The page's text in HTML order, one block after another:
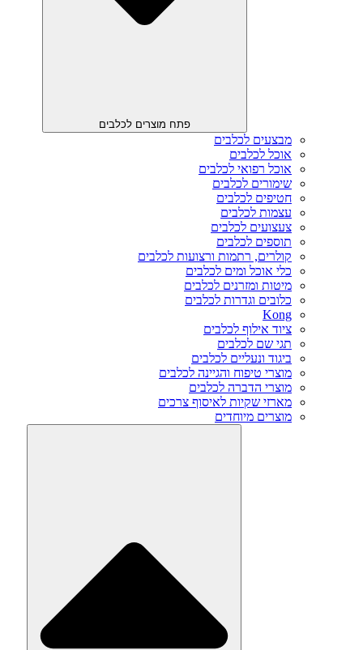
פתח מוצרים לכלבים
מבצעים לכלבים
אוכל לכלבים
אוכל רפואי לכלבים
שימורים לכלבים
חטיפים לכלבים
עצמות לכלבים
צעצועים לכלבים
תוספים לכלבים
קולרים, רתמות ורצועות לכלבים
כלי אוכל ומים לכלבים
מיטות ומזרנים לכלבים
כלובים וגדרות לכלבים
Kong
ציוד אילוף לכלבים
תגי שם לכלבים
ביגוד ונעליים לכלבים
מוצרי טיפוח והגיינה לכלבים
מוצרי הדברה לכלבים
מארזי שקיות לאיסוף צרכים
מוצרים מיוחדים